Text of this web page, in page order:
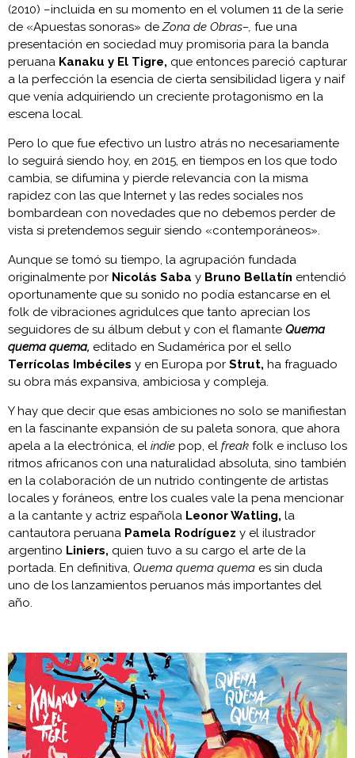
(2010) –incluida en su momento en el volumen 11 de la serie
de «Apuestas sonoras» deZona de Obras–, fue una
presentación en sociedad muy promisoria para la banda
peruana Kanaku y El Tigre, que entonces pareció capturar
a la perfección la esencia de cierta sensibilidad ligera y naif
que venía adquiriendo un creciente protagonismo en la
escena local.
Pero lo que fue efectivo un lustro atrás no necesariamente
lo seguirá siendo hoy, en 2015, en tiempos en los que todo
cambia, se difumina y pierde relevancia con la misma
rapidez con las que Internet y las redes sociales nos
bombardean con novedades que no debemos perder de
vista si pretendemos seguir siendo «contemporáneos».
Aunque se tomó su tiempo, la agrupación fundada
originalmente por Nicolás Saba y Bruno Bellatín entendió
oportunamente que su sonido no podía estancarse en el
folk de vibraciones agridulces que tanto aprecian los
seguidores de su álbum debut y con el flamante Quema
quema quema, editado en Sudamérica por el sello
Terrícolas Imbéciles y en Europa por Strut, ha fraguado
su obra más expansiva, ambiciosa y compleja.
Y hay que decir que esas ambiciones no solo se manifiestan
en la fascinante expansión de su paleta sonora, que ahora
apela a la electrónica, el indie pop, el freak folk e incluso los
ritmos africanos con una naturalidad absoluta, sino también
en la colaboración de un nutrido contingente de artistas
locales y foráneos, entre los cuales vale la pena mencionar
a la cantante y actriz española Leonor Watling, la
cantautora peruana Pamela Rodríguez y el ilustrador
argentino Liniers, quien tuvo a su cargo el arte de la
portada. En definitiva, Quema quema quema es sin duda
uno de los lanzamientos peruanos más importantes del
año.